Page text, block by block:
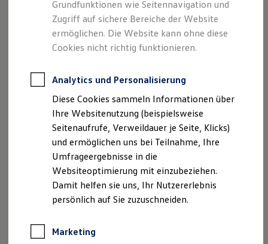
Autokredit mit Schlussrate
Versicherungen und Garantien
Kfz-Versicherung
Restschuldversicherungen
Garantien
Professional Class bei Volkswagen
Behörden
Direktkunden
Sonderfahrzeuge
Anpfiff zum Gewinn
Elektromobilität
Elektroautos
ID. Tutorials
Elektrofahrzeugkonzepte
ID. EVERY1
Reichweite
Rekuperation
Upgrade flexibel nachträglich freischalten.
Das konkret verfügbare Angebot kann im In-Car Shop,
Shop und in der
eingesehen werden.
Mehr zu Digitalen Extras
Nutzungsbedingungen
Datenschutzerklärungen
Cookie-Richtlinie
Lizenzhinweise Dritter
Angaben zum Digital Services Act (DSA)
EU Data Act
Grundfunktionen wie Seitennavigation und
Zugriff auf sichere Bereiche der Website
ermöglichen. Die Website kann ohne diese
Cookies nicht richtig funktionieren.
Analytics und Personalisierung
Diese Cookies sammeln Informationen über
Ihre Websitenutzung (beispielsweise
Seitenaufrufe, Verweildauer je Seite, Klicks)
und ermöglichen uns bei Teilnahme, Ihre
Umfrageergebnisse in die
Websiteoptimierung mit einzubeziehen.
Damit helfen sie uns, Ihr Nutzererlebnis
persönlich auf Sie zuzuschneiden.
Marketing